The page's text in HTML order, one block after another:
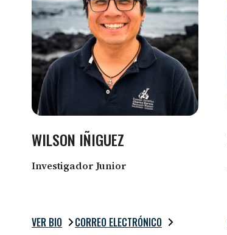
WILSON IÑIGUEZ
Investigador Junior
VER BIO CORREO ELECTRÓNICO